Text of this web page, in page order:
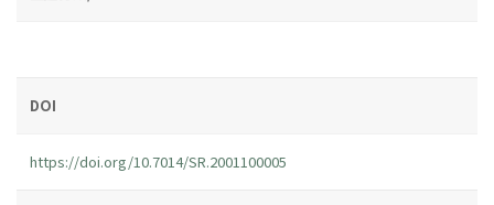
DOI
https://doi.org/10.7014/SR.2001100005